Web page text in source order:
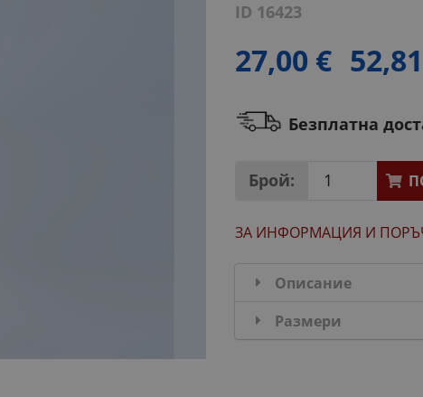
ID 16423
27,00 €
Безплатна
Брой:
ЗА ИНФОРМАЦИЯ И
Описание
Размери